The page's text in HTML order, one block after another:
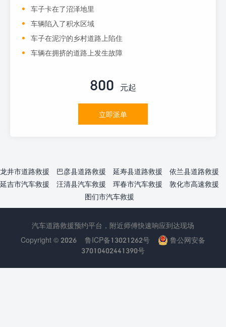
车子卡在了沼泽地里
车辆陷入了积水区域
车子在泥泞的乡村道路上陷住
车辆在拥挤的道路上发生故障
800 元起
立即派单
龙井市道路救援 巴彦县道路救援 延寿县道路救援
依兰县道路救援
延吉市汽车救援
汪清县汽车救援 珲春市汽车救援
敦化市高速救援
图们市汽车救援
汽车道路救援预约平台，附近师傅快速响应到达现场
Copyright © 2026
鲁ICP备13021262号
鲁公网安备
37010402441390号